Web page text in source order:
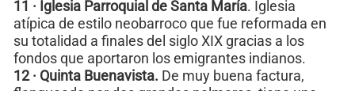
11 · Iglesia Parroquial de Santa María. Iglesia
atípica de estilo neobarroco que fue reformada en
su totalidad a finales del siglo XIX gracias a los
fondos que aportaron los emigrantes indianos.
12 · Quinta Buenavista. De muy buena factura,